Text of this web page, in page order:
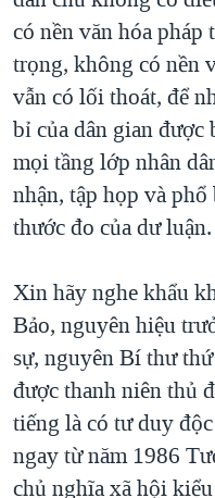
có nền văn hóa
trọng, không có nền
vẫn có lối thoát, để
bỉ của dân gian
mọi tầng lớp nhân
nhận, tập họp và
thước đo của dư luận.
Xin hãy nghe khẩu
Bảo, nguyên hiệu
sự, nguyên Bí thư
được thanh niên thủ
tiếng là có tư duy
ngay từ năm 1986
chủ nghĩa xã hội